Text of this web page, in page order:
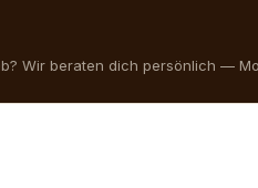
Wir beraten dich persönlich —